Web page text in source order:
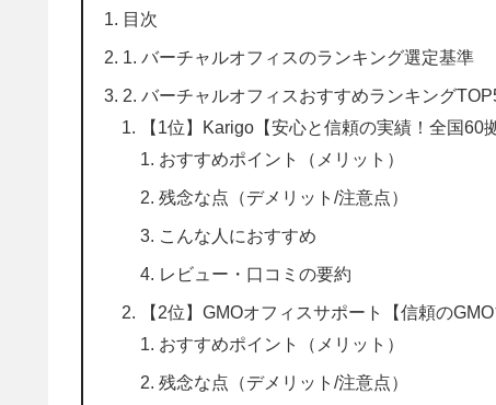
目次
1. バーチャルオフィスのランキング選定基準
2. バーチャルオフィスおすすめランキング
【1位】Karigo【安心と信頼の実績！全国60
おすすめポイント（メリット）
残念な点（デメリット/注意点）
こんな人におすすめ
レビュー・口コミの要約
【2位】GMOオフィスサポート【信頼の
おすすめポイント（メリット）
残念な点（デメリット/注意点）